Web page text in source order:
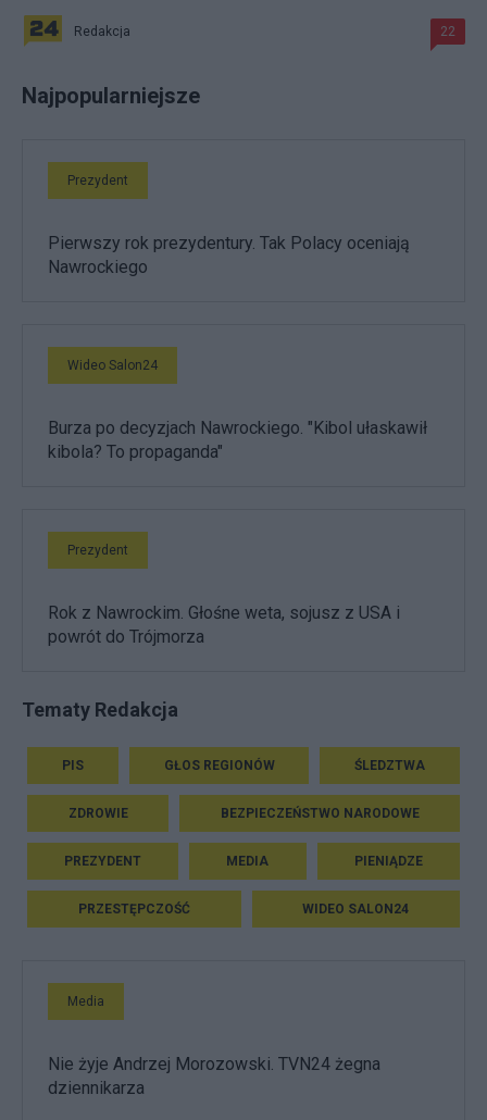
Redakcja 22
Najpopularniejsze
Prezydent
Pierwszy rok prezydentury. Tak Polacy oceniają
Nawrockiego
Wideo Salon24
Burza po decyzjach Nawrockiego. "Kibol ułaskawił
kibola? To propaganda"
Prezydent
Rok z Nawrockim. Głośne weta, sojusz z USA i
powrót do Trójmorza
Tematy Redakcja
PIS GŁOS REGIONÓW ŚLEDZTWA
ZDROWIE BEZPIECZEŃSTWO NARODOWE
PREZYDENT MEDIA PIENIĄDZE
PRZESTĘPCZOŚĆ WIDEO SALON24
Media
Nie żyje Andrzej Morozowski. TVN24 żegna
dziennikarza